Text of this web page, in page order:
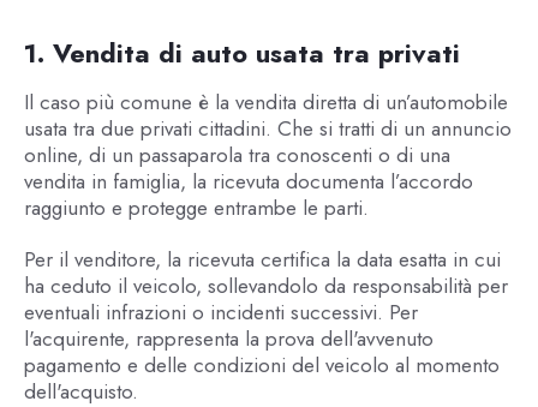
1. Vendita di auto usata tra privati
Il caso più comune è la vendita diretta di un’automobile
usata tra due privati cittadini. Che si tratti di un annuncio
online, di un passaparola tra conoscenti o di una
vendita in famiglia, la ricevuta documenta l’accordo
raggiunto e protegge entrambe le parti.
Per il venditore, la ricevuta certifica la data esatta in cui
ha ceduto il veicolo, sollevandolo da responsabilità per
eventuali infrazioni o incidenti successivi. Per
l'acquirente, rappresenta la prova dell'avvenuto
pagamento e delle condizioni del veicolo al momento
dell'acquisto.